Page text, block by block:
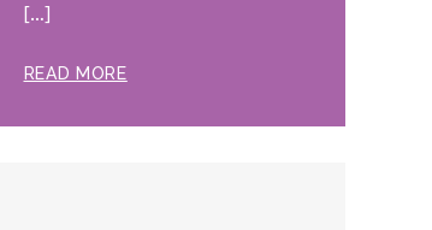
[…]
READ MORE